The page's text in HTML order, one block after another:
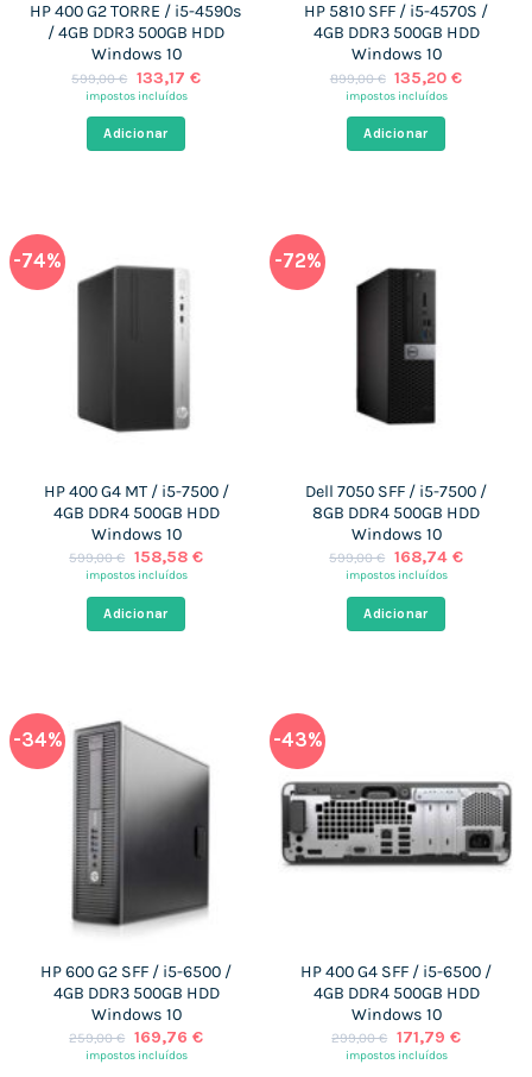
HP 400 G2 TORRE / i5-4590s
/ 4GB DDR3 500GB HDD
Windows 10
599,00€ O
preço
era:
599,00 €.
133,17 €O
impostos incluídos
Adicionar
HP 5810 SFF / i5-4570S /
4GB DDR3 500GB HDD
Windows 10
899,00€ O
preço
era:
899,00 €.
135,20€O
impostos incluídos
Adicionar
-74%
HP 400 G4 MT / i5-7500 /
4GB DDR4 500GB HDD
Windows 10
599,00€ O
preço
era:
599,00 €.
158,58 €O
impostos incluídos
Adicionar
-72%
Dell 7050 SFF / i5-7500 /
8GB DDR4 500GB HDD
Windows 10
599,00€ O
preço
era:
599,00 €.
168,74 €O
impostos incluídos
Adicionar
-34%
HP 600 G2 SFF / i5-6500 /
4GB DDR3 500GB HDD
Windows 10
259,00€ O
preço
169,76 €O
impostos incluídos
-43%
HP 400 G4 SFF / i5-6500 /
4GB DDR4 500GB HDD
Windows 10
299,00€ O
preço
171,79 €O
impostos incluídos